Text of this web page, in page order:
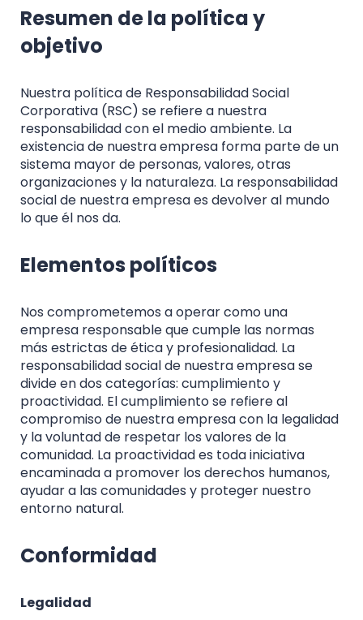
Resumen de la política y
objetivo
Nuestra política de Responsabilidad Social
Corporativa (RSC) se refiere a nuestra
responsabilidad con el medio ambiente. La
existencia de nuestra empresa forma parte de un
sistema mayor de personas, valores, otras
organizaciones y la naturaleza. La responsabilidad
social de nuestra empresa es devolver al mundo
lo que él nos da.
Elementos políticos
Nos comprometemos a operar como una
empresa responsable que cumple las normas
más estrictas de ética y profesionalidad. La
responsabilidad social de nuestra empresa se
divide en dos categorías: cumplimiento y
proactividad. El cumplimiento se refiere al
compromiso de nuestra empresa con la legalidad
y la voluntad de respetar los valores de la
comunidad. La proactividad es toda iniciativa
encaminada a promover los derechos humanos,
ayudar a las comunidades y proteger nuestro
entorno natural.
Conformidad
Legalidad